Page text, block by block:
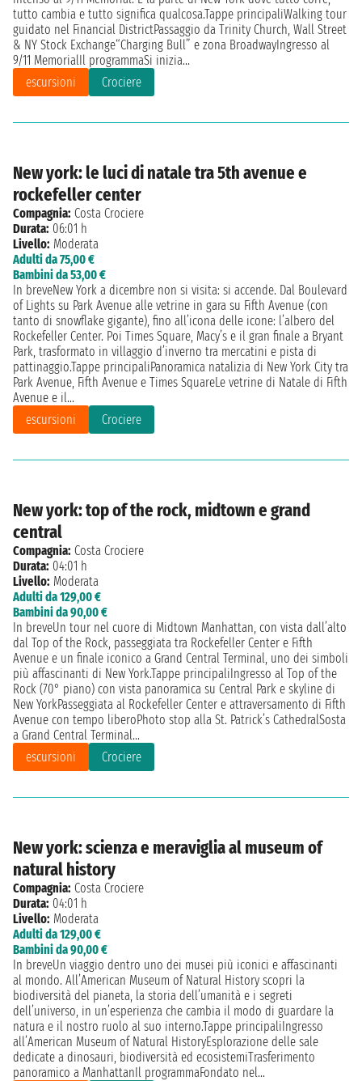
tutto cambia e tutto significa qualcosa.Tappe principaliWalking tour
guidato nel Financial DistrictPassaggio da Trinity Church, Wall Street
& NY Stock Exchange“Charging Bull” e zona BroadwayIngresso al
9/11 MemorialIl programmaSi inizia...
escursioni
Crociere
New york: le luci di natale tra 5th avenue e
rockefeller center
Compagnia: Costa Crociere
Durata: 06:01 h
Livello: Moderata
Adulti da 75,00 €
Bambini da 53,00 €
In breveNew York a dicembre non si visita: si accende. Dal Boulevard
of Lights su Park Avenue alle vetrine in gara su Fifth Avenue (con
tanto di snowflake gigante), fino all’icona delle icone: l’albero del
Rockefeller Center. Poi Times Square, Macy’s e il gran finale a Bryant
Park, trasformato in villaggio d’inverno tra mercatini e pista di
pattinaggio.Tappe principaliPanoramica natalizia di New York City tra
Park Avenue, Fifth Avenue e Times SquareLe vetrine di Natale di Fifth
Avenue e il...
escursioni
Crociere
New york: top of the rock, midtown e grand
central
Compagnia: Costa Crociere
Durata: 04:01 h
Livello: Moderata
Adulti da 129,00 €
Bambini da 90,00 €
In breveUn tour nel cuore di Midtown Manhattan, con vista dall’alto
dal Top of the Rock, passeggiata tra Rockefeller Center e Fifth
Avenue e un finale iconico a Grand Central Terminal, uno dei simboli
più affascinanti di New York.Tappe principaliIngresso al Top of the
Rock (70° piano) con vista panoramica su Central Park e skyline di
New YorkPasseggiata al Rockefeller Center e attraversamento di Fifth
Avenue con tempo liberoPhoto stop alla St. Patrick’s CathedralSosta
a Grand Central Terminal...
escursioni
Crociere
New york: scienza e meraviglia al museum of
natural history
Compagnia: Costa Crociere
Durata: 04:01 h
Livello: Moderata
Adulti da 129,00 €
Bambini da 90,00 €
In breveUn viaggio dentro uno dei musei più iconici e affascinanti
al mondo. All’American Museum of Natural History scopri la
biodiversità del pianeta, la storia dell’umanità e i segreti
dell’universo, in un’esperienza che cambia il modo di guardare la
natura e il nostro ruolo al suo interno.Tappe principaliIngresso
all’American Museum of Natural HistoryEsplorazione delle sale
dedicate a dinosauri, biodiversità ed ecosistemiTrasferimento
panoramico a ManhattanIl programmaFondato nel...